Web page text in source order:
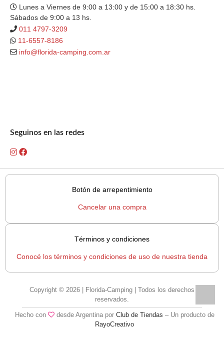
Lunes a Viernes de 9:00 a 13:00 y de 15:00 a 18:30 hs.
Sábados de 9:00 a 13 hs.
011 4797-3209
11-6557-8186
info@florida-camping.com.ar
Seguinos en las redes
Botón de arrepentimiento
Cancelar una compra
Términos y condiciones
Conocé los términos y condiciones de uso de nuestra tienda
Copyright © 2026 | Florida-Camping | Todos los derechos
reservados.
desde Argentina porClub de Tiendas